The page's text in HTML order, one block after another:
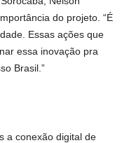
do projeto. “É
Essas ações que
essa inovação pra
Brasil.”
a conexão digital de